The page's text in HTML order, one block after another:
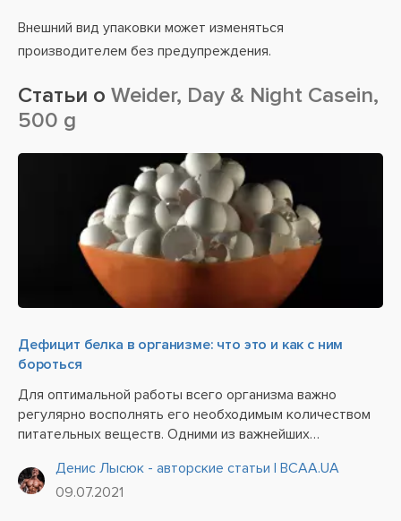
Внешний вид упаковки может изменяться
производителем без предупреждения.
Статьи о Weider, Day & Night Casein,
500 g
Дефицит белка в организме: что это и как с ним
бороться
Для оптимальной работы всего организма важно
регулярно восполнять его необходимым количеством
питательных веществ. Одними из важнейших
являются не только основным «строительным»
материалом для создания...
Денис Лысюк - авторские статьи | BCAA.UA
09.07.2021